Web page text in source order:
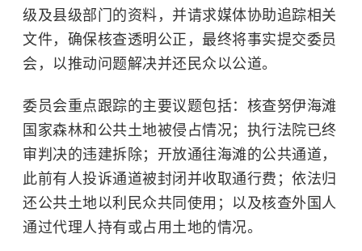
级及县级部门的资料，并请求媒体协助追踪相关
文件，确保核查透明公正，最终将事实提交委员
会，以推动问题解决并还民众以公道。
委员会重点跟踪的主要议题包括：核查努伊海滩
国家森林和公共土地被侵占情况；执行法院已终
审判决的违建拆除；开放通往海滩的公共通道，
此前有人投诉通道被封闭并收取通行费；依法归
还公共土地以利民众共同使用；以及核查外国人
通过代理人持有或占用土地的情况。